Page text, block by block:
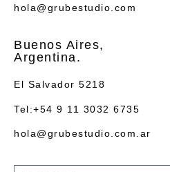
hola@grubestudio.com
Buenos Aires,
Argentina.
El Salvador 5218
Tel:+54 9 11 3032 6735
hola@grubestudio.com.ar